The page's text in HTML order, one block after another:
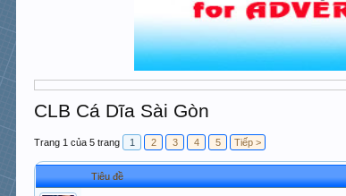
CLB Cá Dĩa Sài Gòn
Trang 1 của 5 trang 1 2 3 4 5 Tiếp >
Tiêu đề